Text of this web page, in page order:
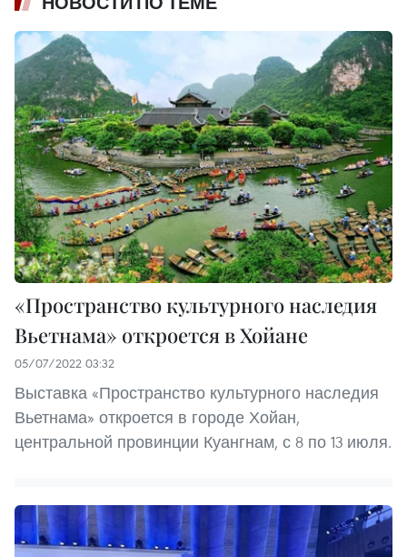
«Пространство культурного наследия
Вьетнама» откроется в Хойане
05/07/2022 03:32
Выставка «Пространство культурного наследия
Вьетнама» откроется в городе Хойан,
центральной провинции Куангнам, с 8 по 13 июля.